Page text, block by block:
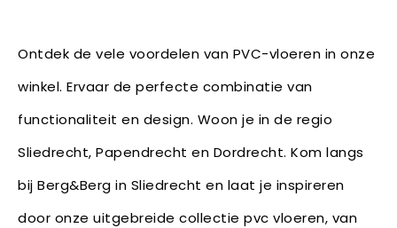
Ontdek de vele voordelen van PVC-vloeren in onze
winkel. Ervaar de perfecte combinatie van
functionaliteit en design. Woon je in de regio
Sliedrecht, Papendrecht en Dordrecht. Kom langs
bij Berg&Berg in Sliedrecht en laat je inspireren
door onze uitgebreide collectie pvc vloeren, van